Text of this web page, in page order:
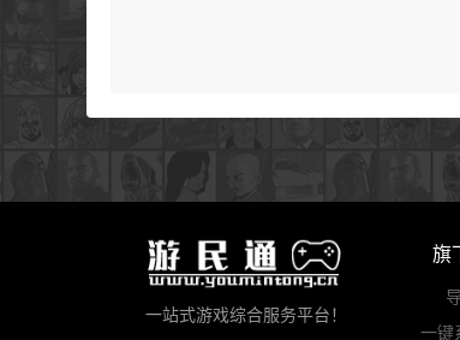
一站式游戏综合服务平台！
旗
一键